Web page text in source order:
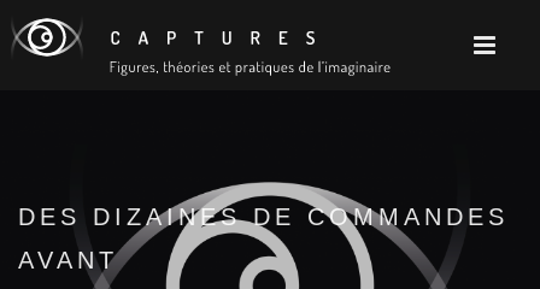
DES DIZAINES DE COMMANDES
AVANT